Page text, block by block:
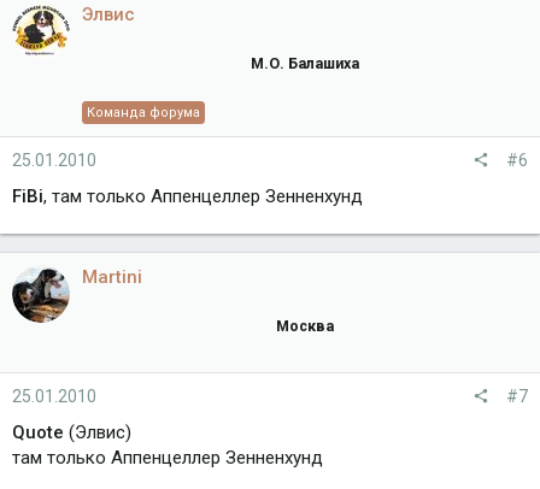
Элвис
М.О. Балашиха
Команда форума
25.01.2010 #6
FiBi, там только Аппенцеллер Зенненхунд
Martini
Москва
25.01.2010 #7
Quote (Элвис)
там только Аппенцеллер Зенненхунд